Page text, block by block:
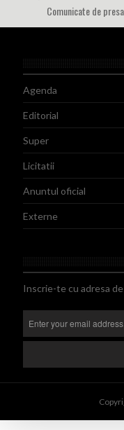
Comunicate de presa
Agenda
Editorial
Super
Licitatii
Anuntul oficial
Externe
Inscrie-te cu adresa